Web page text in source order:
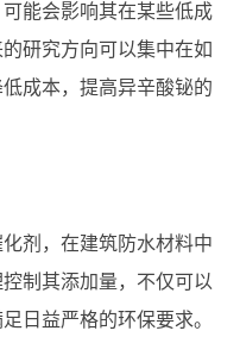
能会影响其在某些低成
研究方向可以集中在如
成本，提高异辛酸铋的
剂，在建筑防水材料中
制其添加量，不仅可以
日益严格的环保要求。